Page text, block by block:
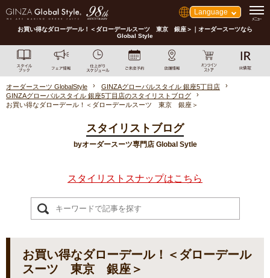
Language
お買い得なダローデール！＜ダローデールスーツ 東京 銀座＞｜オーダースーツなら
Global Style
オーダースーツ GlobalStyle
GINZAグローバルスタイル 銀座5丁目店
GINZAグローバルスタイル 銀座5丁目店のスタイリストブログ
お買い得なダローデール！＜ダローデールスーツ 東京 銀座＞
スタイリストブログ
byオーダースーツ専門店 Global Sytle
スタイリストスナップはこちら
お買い得なダローデール！＜ダローデール
スーツ 東京 銀座＞